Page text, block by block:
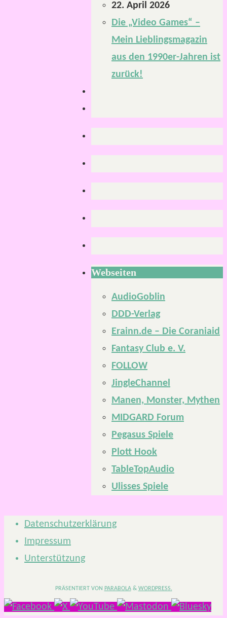
22. April 2026
Die „Video Games“ –
Mein Lieblingsmagazin
aus den 1990er-Jahren ist
zurück!
Webseiten
AudioGoblin
DDD-Verlag
Erainn.de – Die Coraniaid
Fantasy Club e. V.
FOLLOW
JingleChannel
Manen, Monster, Mythen
MIDGARD Forum
Pegasus Spiele
Plott Hook
TableTopAudio
Ulisses Spiele
Datenschutzerklärung
Impressum
Unterstützung
PRÄSENTIERT VON PARABOLA& WORDPRESS.